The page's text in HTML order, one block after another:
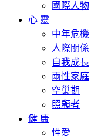
國際人物
心 靈
中年危機
人際關係
自我成長
兩性家庭
空巢期
照顧者
健 康
性愛